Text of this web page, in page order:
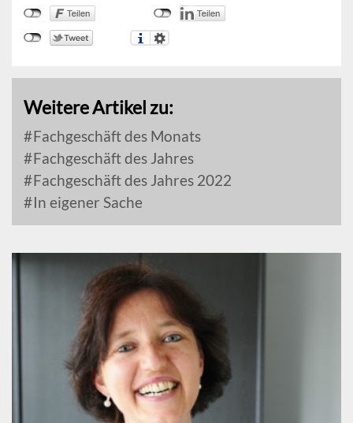
Weitere Artikel zu:
Fachgeschäft des Monats
Fachgeschäft des Jahres
Fachgeschäft des Jahres 2022
In eigener Sache